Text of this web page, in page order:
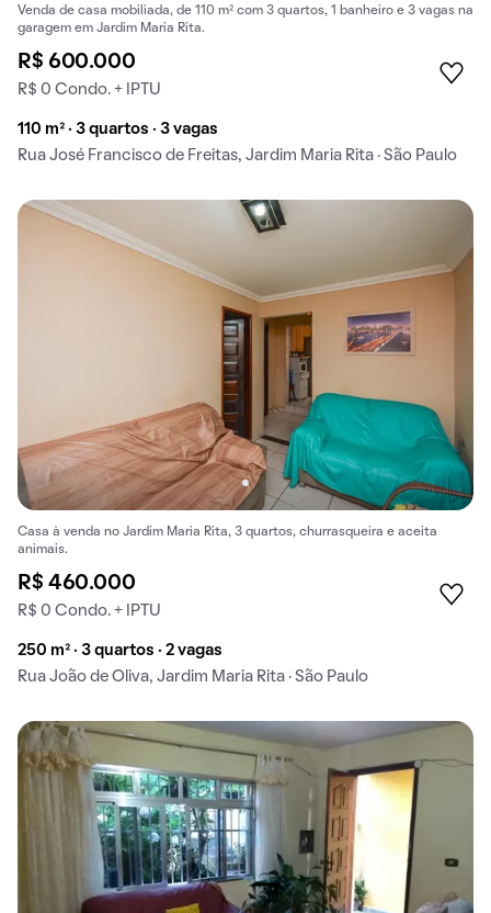
Venda de casa mobiliada, de 110 m² com 3 quartos, 1 banheiro e 3 vagas na
garagem em Jardim Maria Rita.
R$ 600.000
R$ 0 Condo. + IPTU
110 m² · 3 quartos · 3 vagas
Rua José Francisco de Freitas, Jardim Maria Rita · São Paulo
Casa à venda no Jardim Maria Rita, 3 quartos, churrasqueira e aceita
animais.
R$ 460.000
R$ 0 Condo. + IPTU
250 m² · 3 quartos · 2 vagas
Rua João de Oliva, Jardim Maria Rita · São Paulo